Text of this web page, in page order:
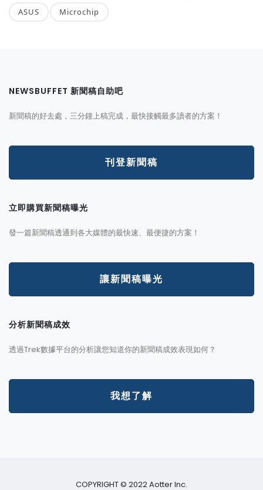
ASUS Microchip
NEWSBUFFET 新聞稿自助吧
新聞稿的好去處，三分鐘上稿完成，最快接觸最多讀者的方案！
刊登新聞稿
立即購買新聞稿曝光
發一篇新聞稿透通到各大媒體的最快速、最便捷的方案！
讓新聞稿曝光
分析新聞稿成效
透過Trek數據平台的分析讓您知道你的新聞稿成效表現如何？
我想了解
COPYRIGHT © 2022 Aotter Inc.